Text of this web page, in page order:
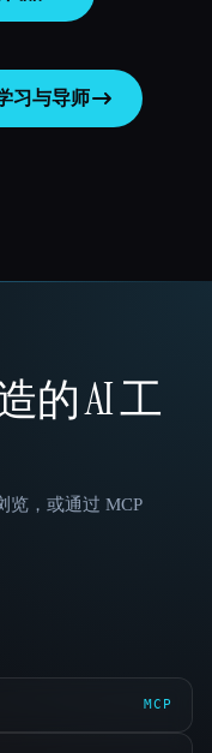
习与导师
的 AI 工
览，或通过 MCP
MCP